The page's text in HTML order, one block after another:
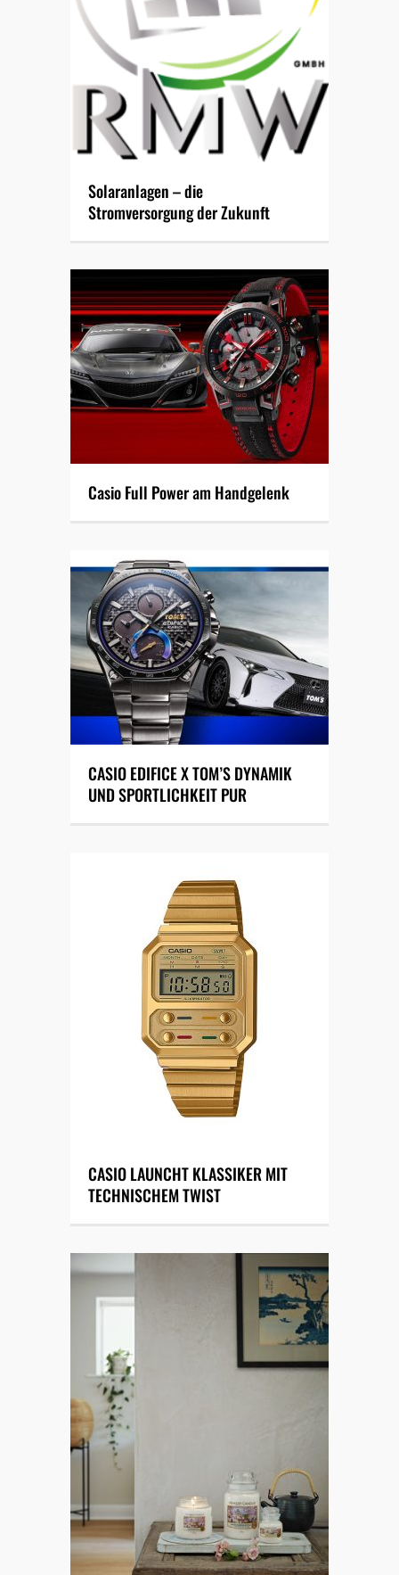
Solaranlagen – die
Stromversorgung der Zukunft
Casio Full Power am Handgelenk
CASIO EDIFICE X TOM’S DYNAMIK
UND SPORTLICHKEIT PUR
CASIO LAUNCHT KLASSIKER MIT
TECHNISCHEM TWIST